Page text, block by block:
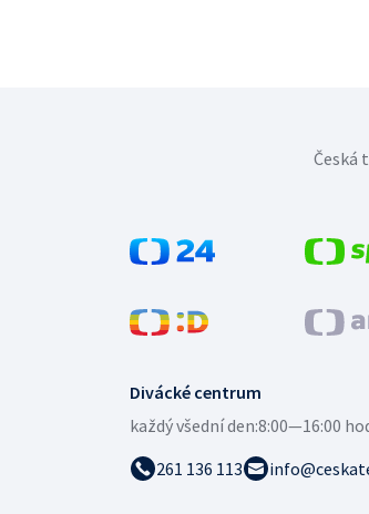
Divácké centrum
každý všední den:8:00—16:00
261 136 113
Česká